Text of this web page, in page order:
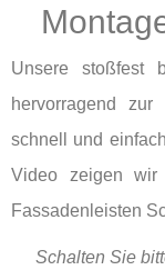
Unsere stoßfest
hervorragend
schnell und
Video zeigen wir
Fassadenleisten
Schalten Sie